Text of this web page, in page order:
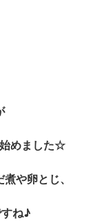
めました☆
や卵とじ、
ね♪